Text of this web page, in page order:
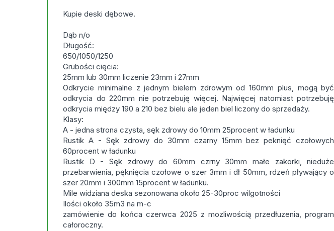
Kupie deski dębowe.
Dąb n/o
Długość:
650/1050/1250
Grubości cięcia:
25mm lub 30mm liczenie 23mm i 27mm
Odkrycie minimalne z jednym bielem zdrowym od 160mm plus, mogą być
odkrycia do 220mm nie potrzebuję więcej. Najwięcej natomiast potrzebuję
odkrycia między 190 a 210 bez bielu ale jeden biel liczony do sprzedaży.
Klasy:
A - jedna strona czysta, sęk zdrowy do 10mm 25procent w ładunku
Rustik A - Sęk zdrowy do 30mm czarny 15mm bez peknięć czołowych
60procent w ładunku
Rustik D - Sęk zdrowy do 60mm czrny 30mm małe zakorki, nieduże
przebarwienia, pęknięcia czołowe o szer 3mm i dł 50mm, rdzeń pływający o
szer 20mm i 300mm 15procent w ładunku.
Mile widziana deska sezonowana około 25-30proc wilgotności
Ilości około 35m3 na m-c
zamówienie do końca czerwca 2025 z mozliwością przedłuzenia, program
całoroczny.